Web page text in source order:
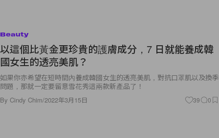
Beauty
以這個比黃金更珍貴的護膚成分，7 日就能養成韓
國女生的透亮美肌？
如果你亦希望在短時間內養成韓國女生的透亮美肌，對抗口罩肌以及換季
問題，那就一定要留意雪花秀這兩款新產品了！
By Cindy Chim/2022年3月15日 39 0